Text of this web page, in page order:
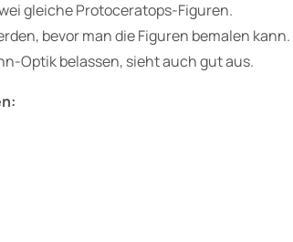
s
P
ä
gleiche Protoceratops-Figuren.
bevor man die Figuren bemalen kann.
Optik belassen, sieht auch gut aus.